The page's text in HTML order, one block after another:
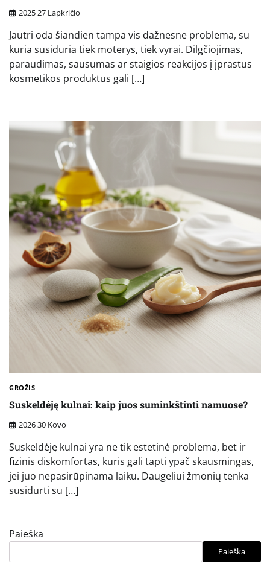
2025 27 Lapkričio
Jautri oda šiandien tampa vis dažnesne problema, su
kuria susiduria tiek moterys, tiek vyrai. Dilgčiojimas,
paraudimas, sausumas ar staigios reakcijos į įprastus
kosmetikos produktus gali […]
GROŽIS
Suskeldėję kulnai: kaip juos suminkštinti namuose?
2026 30 Kovo
Suskeldėję kulnai yra ne tik estetinė problema, bet ir
fizinis diskomfortas, kuris gali tapti ypač skausmingas,
jei juo nepasirūpinama laiku. Daugeliui žmonių tenka
susidurti su […]
Paieška
Paieška